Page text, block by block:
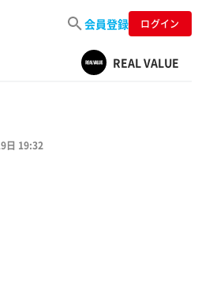
会員登録 ログイン
REAL VALUE
日 19:32